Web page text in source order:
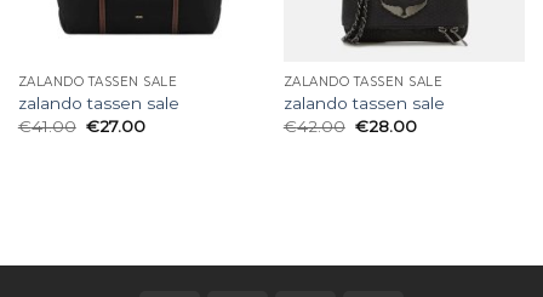
ZALANDO TASSEN SALE
zalando tassen sale
€41.00 €27.00
ZALANDO TASSEN SALE
zalando tassen sale
€42.00 €28.00